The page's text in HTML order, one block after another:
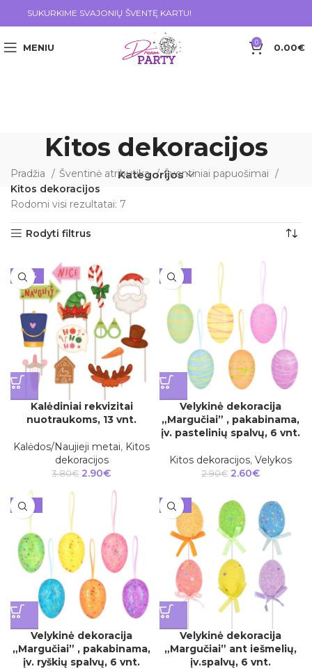
SUKURKIME SVAJONIŲ ŠVENTĘ KARTU!
MENIU 0 0.00€
Kitos dekoracijos
Kategorijos
Pradžia Šventinė atributika
Šventiniai papuošimai
Kitos dekoracijos
Rodomi visi rezultatai: 7
Rodyti filtrus
-24%
Kalėdiniai rekvizitai
nuotraukoms, 13 vnt.
Kalėdos/Naujieji metai, Kitos
dekoracijos
3.80€ 2.90€
-10%
Velykinė dekoracija
„Margučiai” , pakabinama,
įv. pastelinių spalvų, 6 vnt.
Kitos dekoracijos, Velykos
2.90€ 2.60€
-10%
Velykinė dekoracija
„Margučiai” , pakabinama,
įv. ryškių spalvų, 6 vnt.
-10%
Velykinė dekoracija
„Margučiai” ant iešmelių,
įv.spalvų, 6 vnt.